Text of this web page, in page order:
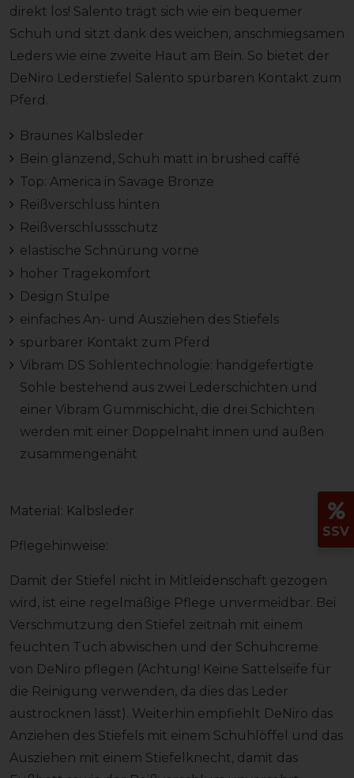
direkt los! Salento trägt sich wie ein bequemer
Schuh und sitzt dank des weichen, anschmiegsamen
Leders wie eine zweite Haut am Bein. So bietet der
DeNiro Lederstiefel Salento spürbaren Kontakt zum
Pferd.
Braunes Kalbsleder
Bein glänzend, Schuh matt in brushed caffé
Top: America in Savage Bronze
Reißverschluss hinten
Reißverschlussschutz
elastische Schnürung vorne
hoher Tragekomfort
Design Stulpe
einfaches An- und Ausziehen des Stiefels
spürbarer Kontakt zum Pferd
Vibram DS Sohlentechnologie: handgefertigte
Sohle bestehend aus zwei Lederschichten und
einer Vibram Gummischicht, die drei Schichten
werden mit einer Doppelnaht innen und außen
zusammengenäht
Material: Kalbsleder
Pflegehinweise:
Damit der Stiefel nicht in Mitleidenschaft gezogen
wird, ist eine regelmäßige Pflege unvermeidbar. Bei
Verschmutzung den Stiefel zeitnah mit einem
feuchten Tuch abwischen und der Schuhcreme
von DeNiro pflegen (Achtung! Keine Sattelseife für
die Reinigung verwenden, da dies das Leder
austrocknen lässt). Weiterhin empfiehlt DeNiro das
Anziehen des Stiefels mit einem Schuhlöffel und das
Ausziehen mit einem Stiefelknecht, damit das
SSV